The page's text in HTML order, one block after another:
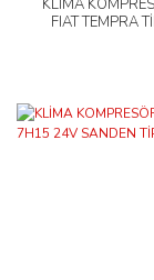
KLİMA
FIAT TEMPRA